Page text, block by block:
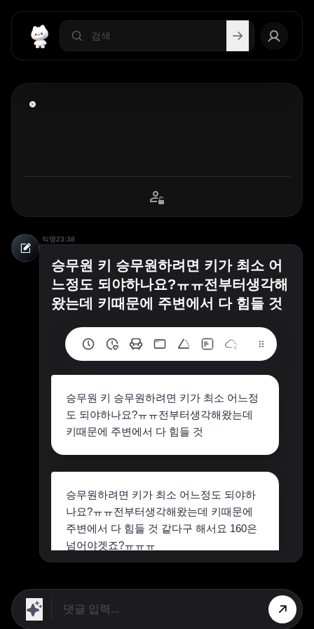
익명23:38
승무원 키 승무원하려면 키가 최소 어
느정도 되야하나요?ㅠㅠ전부터생각해
왔는데 키때문에 주변에서 다 힘들 것
승무원 키 승무원하려면 키가 최소 어느정
도 되야하나요?ㅠㅠ전부터생각해왔는데
키때문에 주변에서 다 힘들 것
승무원하려면 키가 최소 어느정도 되야하
나요?ㅠㅠ전부터생각해왔는데 키때문에
주변에서 다 힘들 것 같다구 해서요 160은
넘어야겟죠?ㅠㅠㅠ
승무원의 키는 항공사마다 다르지만, 일반